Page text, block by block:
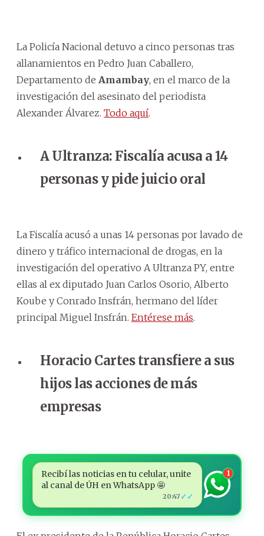
La Policía Nacional detuvo a cinco personas tras
allanamientos en Pedro Juan Caballero,
Departamento de Amambay, en el marco de la
investigación del asesinato del periodista
Alexander Álvarez. Todo aquí.
A Ultranza: Fiscalía acusa a 14
personas y pide juicio oral
La Fiscalía acusó a unas 14 personas por lavado de
dinero y tráfico internacional de drogas, en la
investigación del operativo A Ultranza PY, entre
ellas al ex diputado Juan Carlos Osorio, Alberto
Koube y Conrado Insfrán, hermano del líder
principal Miguel Insfrán. Entérese más.
Horacio Cartes transfiere a sus
hijos las acciones de más
empresas
Recibí las noticias en tu celular, unite
al canal de ÚH en WhatsApp 🤩
20:47 ✓✓
1